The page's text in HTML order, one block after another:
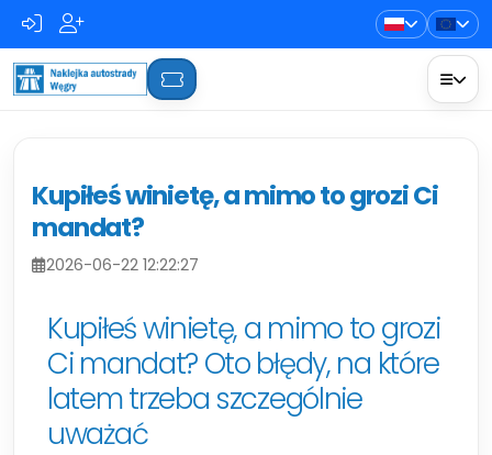
Kupiłeś winietę, a mimo to grozi Ci
mandat?
2026-06-22 12:22:27
Kupiłeś winietę, a mimo to grozi
Ci mandat? Oto błędy, na które
latem trzeba szczególnie
uważać